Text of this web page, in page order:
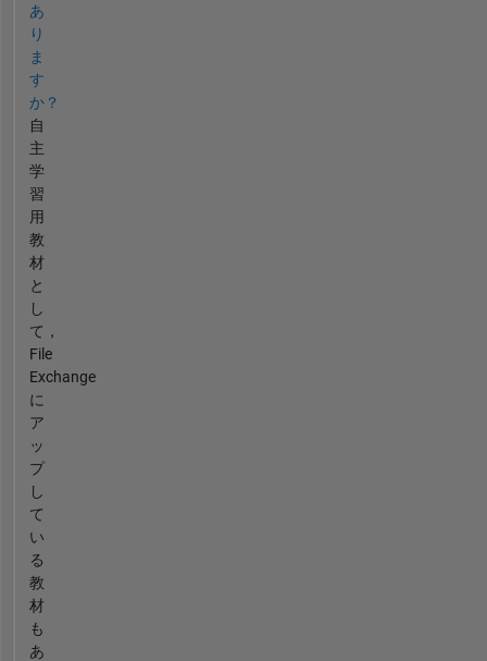
あ
り
ま
す
か？
自
主
学
習
用
教
材
と
し
て，
File
Exchange
に
ア
ッ
プ
し
て
い
る
教
材
も
あ